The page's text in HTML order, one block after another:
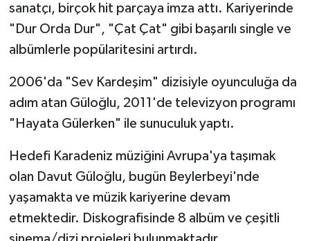
sanatçı, birçok hit parçaya imza attı. Kariyerinde
"Dur Orda Dur", "Çat Çat" gibi başarılı single ve
albümlerle popülaritesini artırdı.
2006'da "Sev Kardeşim" dizisiyle oyunculuğa da
adım atan Güloğlu, 2011'de televizyon programı
"Hayata Gülerken" ile sunuculuk yaptı.
Hedefi Karadeniz müziğini Avrupa'ya taşımak
olan Davut Güloğlu, bugün Beylerbeyi'nde
yaşamakta ve müzik kariyerine devam
etmektedir. Diskografisinde 8 albüm ve çeşitli